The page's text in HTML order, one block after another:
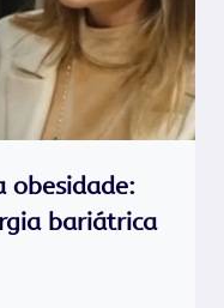
obesidade:
bariátrica